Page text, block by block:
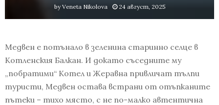
byVeneta Nikolova 24 август, 2025
Медвен е потънало в зеленина старинно селце в
Котленския Балкан. И докато съседните му
„побратими“ Котел и Жеравна привличат тълпи
туристи, Медвен остава встрани от отъпканите
пътеки – тихо място, с не по-малко автентична